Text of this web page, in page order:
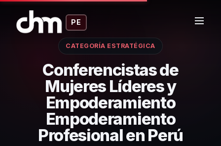
PE
CATEGORÍA ESTRATÉGICA
Conferencistas de
Mujeres Líderes y
Empoderamiento
Empoderamiento
Profesional en Perú